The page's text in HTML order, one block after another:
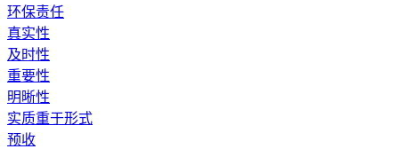
环保责任
真实性
及时性
重要性
明晰性
实质重于形式
预收